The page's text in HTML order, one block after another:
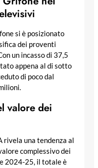
si è posizionato
dei proventi
un incasso di 37,5
appena al di sotto
di poco dal
valore dei
rivela una tendenza al
complessivo dei
2024-25, il totale è